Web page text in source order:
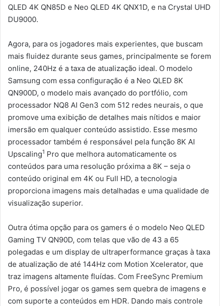
QLED 4K QN85D e Neo QLED 4K QNX1D, e na Crystal UHD
DU9000.
Agora, para os jogadores mais experientes, que buscam
mais fluidez durante seus games, principalmente se forem
online, 240Hz é a taxa de atualização ideal. O modelo
Samsung com essa configuração é a Neo QLED 8K
QN900D, o modelo mais avançado do portfólio, com
processador NQ8 AI Gen3 com 512 redes neurais, o que
promove uma exibição de detalhes mais nítidos e maior
imersão em qualquer conteúdo assistido. Esse mesmo
processador também é responsável pela função 8K AI
Upscaling1 Pro que melhora automaticamente os
conteúdos para uma resolução próxima a 8K – seja o
conteúdo original em 4K ou Full HD, a tecnologia
proporciona imagens mais detalhadas e uma qualidade de
visualização superior.
Outra ótima opção para os gamers é o modelo Neo QLED
Gaming TV QN90D, com telas que vão de 43 a 65
polegadas e um display de ultraperformance graças à taxa
de atualização de até 144Hz com Motion Xcelerator, que
traz imagens altamente fluídas. Com FreeSync Premium
Pro, é possível jogar os games sem quebra de imagens e
com suporte a conteúdos em HDR. Dando mais controle